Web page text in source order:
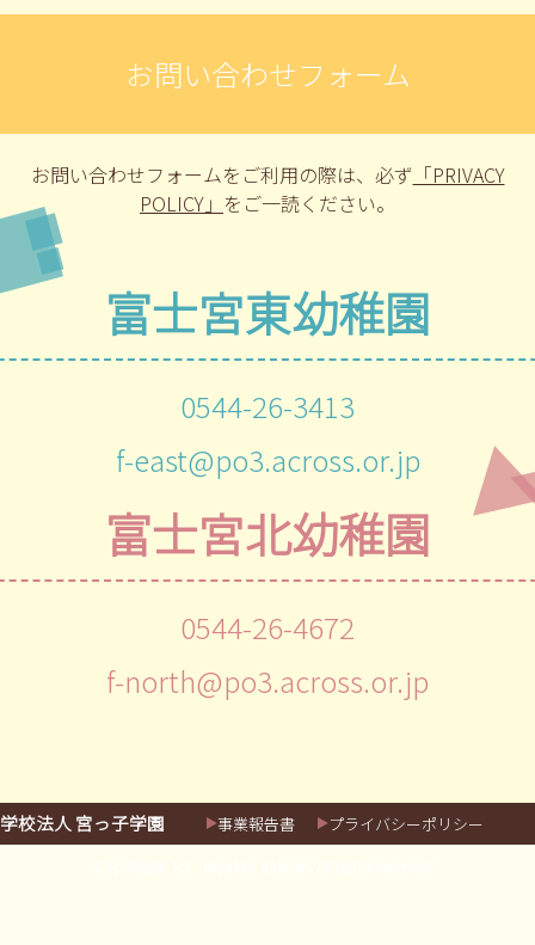
お問い合わせフォーム
お問い合わせフォームをご利用の際は、 必ず 「PRIVACY
POLICY」 をご一読ください。
富士宮東幼稚園
0544-26-3413
f-east@po3.across.or.jp
富士宮北幼稚園
0544-26-4672
f-north@po3.across.or.jp
学校法人 宮っ子学園 事業報告書 プライバシーポリシー